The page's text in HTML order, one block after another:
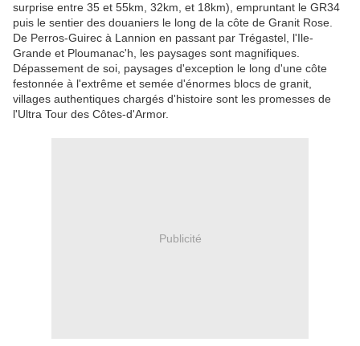
surprise entre 35 et 55km, 32km, et 18km), empruntant le GR34
puis le sentier des douaniers le long de la côte de Granit Rose.
De Perros-Guirec à Lannion en passant par Trégastel, l'Ile-
Grande et Ploumanac'h, les paysages sont magnifiques.
Dépassement de soi, paysages d'exception le long d'une côte
festonnée à l'extrême et semée d'énormes blocs de granit,
villages authentiques chargés d'histoire sont les promesses de
l'Ultra Tour des Côtes-d'Armor.
Publicité